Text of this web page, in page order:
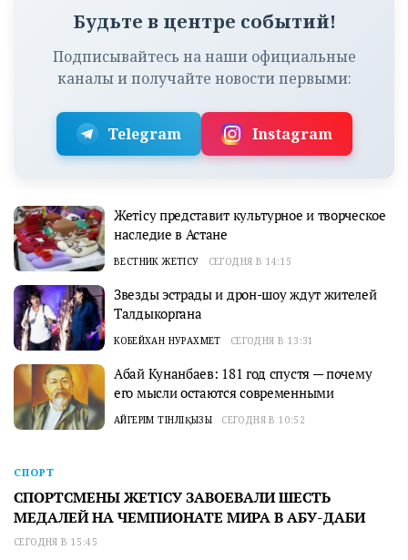
Будьте в центре событий!
Подписывайтесь на наши официальные
каналы и получайте новости первыми:
Telegram Instagram
Жетісу представит культурное и творческое
наследие в Астане
ВЕСТНИК ЖЕТІСУ СЕГОДНЯ В 14:15
Звезды эстрады и дрон-шоу ждут жителей
Талдыкоргана
КОБЕЙХАН НУРАХМЕТ СЕГОДНЯ В 13:31
Абай Кунанбаев: 181 год спустя — почему
его мысли остаются современными
АЙГЕРІМ ТІНӘЛІҚЫЗЫ СЕГОДНЯ В 10:52
СПОРТ
СПОРТСМЕНЫ ЖЕТІСУ ЗАВОЕВАЛИ ШЕСТЬ
МЕДАЛЕЙ НА ЧЕМПИОНАТЕ МИРА В АБУ-ДАБИ
СЕГОДНЯ В 15:45